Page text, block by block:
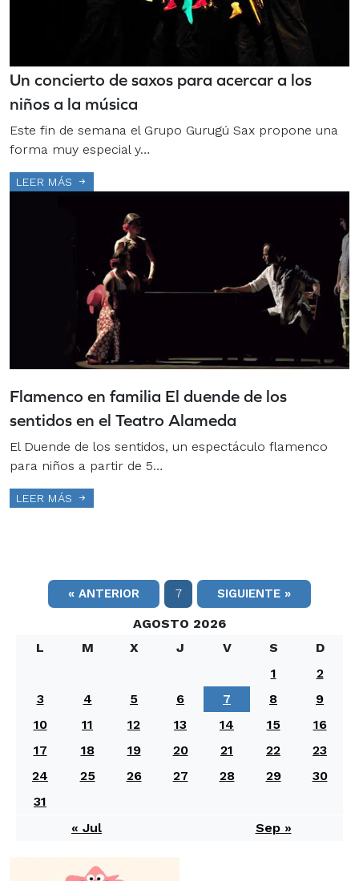
Un concierto de saxos para acercar a los
niños a la música
Este fin de semana el Grupo Gurugú Sax propone una
forma muy especial y…
LEER MÁS
Flamenco en familia El duende de los
sentidos en el Teatro Alameda
El Duende de los sentidos, un espectáculo flamenco
para niños a partir de 5…
LEER MÁS
« ANTERIOR 7 SIGUIENTE »
AGOSTO 2026
L
M X J V S
D
1
2
3
4 5 6 7 8
9
10
11 12 13 14 15
16
17
18 19 20 21 22
23
24
25 26 27 28 29
30
31
« Jul
Sep »